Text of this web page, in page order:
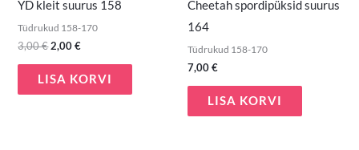
YD kleit suurus 158
Tüdrukud 158-170
3,00€2,00€
LISA KORVI
Cheetah spordipüksid suurus
164
Tüdrukud 158-170
7,00€
LISA KORVI